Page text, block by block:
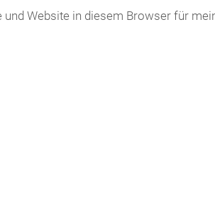
und Website in diesem Browser für